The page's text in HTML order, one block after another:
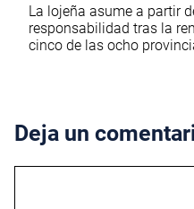
La lojeña asume a partir
responsabilidad tras la
cinco de las ocho
Deja un